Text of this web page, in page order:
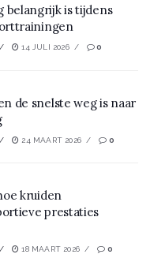
belangrijk is tijdens
14 JULI 2026 0
de snelste weg is naar
24 MAART 2026 0
kruiden
prestaties
18 MAART 2026 0